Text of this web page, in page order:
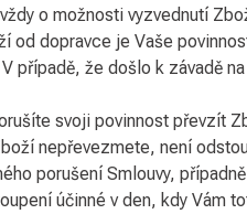
o možnosti vyzvednutí
od dopravce je Vaše
případě, že došlo k závadě
svoji povinnost převzít
nepřevezmete, není
porušení Smlouvy,
účinné v den, kdy Vám